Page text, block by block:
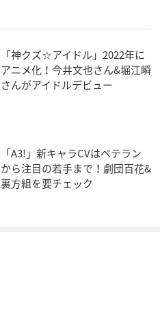
「神クズ☆アイドル」2022年に
アニメ化！今井文也さん&堀江瞬
さんがアイドルデビュー
「A3!」新キャラCVはベテラン
から注目の若手まで！劇団百花&
裏方組を要チェック